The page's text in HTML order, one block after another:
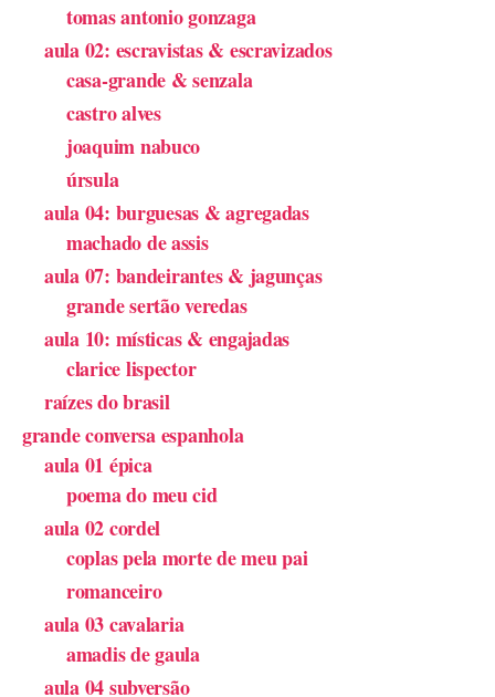
tomas antonio gonzaga
aula 02: escravistas & escravizados
casa-grande & senzala
castro alves
joaquim nabuco
úrsula
aula 04: burguesas & agregadas
machado de assis
aula 07: bandeirantes & jagunças
grande sertão veredas
aula 10: místicas & engajadas
clarice lispector
raízes do brasil
grande conversa espanhola
aula 01 épica
poema do meu cid
aula 02 cordel
coplas pela morte de meu pai
romanceiro
aula 03 cavalaria
amadis de gaula
aula 04 subversão